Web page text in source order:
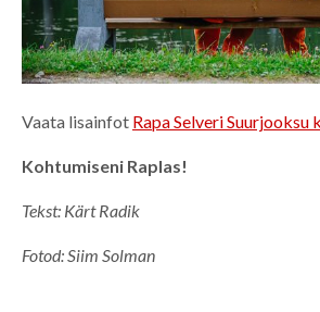
Vaata lisainfot Rapa Selveri Suurjooksu
Kohtumiseni Raplas!
Tekst: Kärt Radik
Fotod: Siim Solman